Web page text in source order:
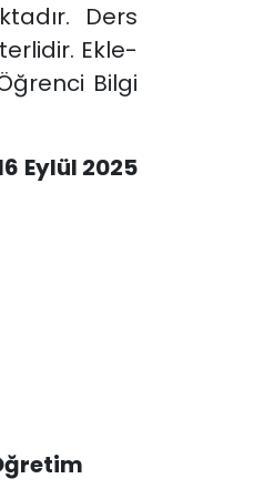
Ders
Ekle-
Bilgi
Eylül 2025